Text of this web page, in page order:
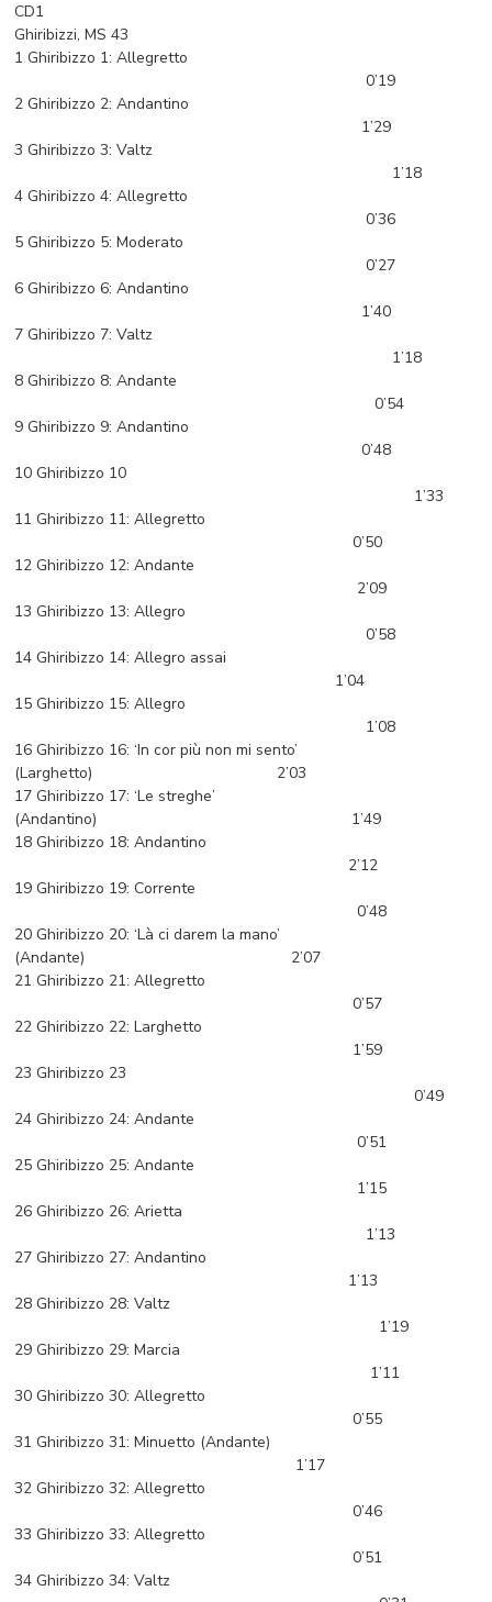
CD1
Ghiribizzi, MS 43
1 Ghiribizzo 1: Allegretto
0’19
2 Ghiribizzo 2: Andantino
1’29
3 Ghiribizzo 3: Valtz
1’18
4 Ghiribizzo 4: Allegretto
0’36
5 Ghiribizzo 5: Moderato
0’27
6 Ghiribizzo 6: Andantino
1’40
7 Ghiribizzo 7: Valtz
1’18
8 Ghiribizzo 8: Andante
0’54
9 Ghiribizzo 9: Andantino
0’48
10 Ghiribizzo 10
1’33
11 Ghiribizzo 11: Allegretto
0’50
12 Ghiribizzo 12: Andante
2’09
13 Ghiribizzo 13: Allegro
0’58
14 Ghiribizzo 14: Allegro assai
1’04
15 Ghiribizzo 15: Allegro
1’08
16 Ghiribizzo 16: ‘In cor più non mi sento’
(Larghetto) 2’03
17 Ghiribizzo 17: ‘Le streghe’
(Andantino) 1’49
18 Ghiribizzo 18: Andantino
2’12
19 Ghiribizzo 19: Corrente
0’48
20 Ghiribizzo 20: ‘Là ci darem la mano’
(Andante) 2’07
21 Ghiribizzo 21: Allegretto
0’57
22 Ghiribizzo 22: Larghetto
1’59
23 Ghiribizzo 23
0’49
24 Ghiribizzo 24: Andante
0’51
25 Ghiribizzo 25: Andante
1’15
26 Ghiribizzo 26: Arietta
1’13
27 Ghiribizzo 27: Andantino
1’13
28 Ghiribizzo 28: Valtz
1’19
29 Ghiribizzo 29: Marcia
1’11
30 Ghiribizzo 30: Allegretto
0’55
31 Ghiribizzo 31: Minuetto (Andante)
1’17
32 Ghiribizzo 32: Allegretto
0’46
33 Ghiribizzo 33: Allegretto
0’51
34 Ghiribizzo 34: Valtz